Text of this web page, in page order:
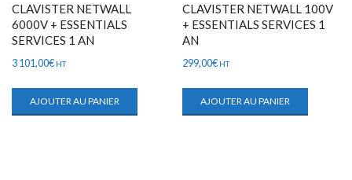
CLAVISTER NETWALL
6000V + ESSENTIALS
SERVICES 1 AN
3 101,00€ HT
AJOUTER AU PANIER
CLAVISTER NETWALL 100V
+ ESSENTIALS SERVICES 1
AN
299,00€ HT
AJOUTER AU PANIER